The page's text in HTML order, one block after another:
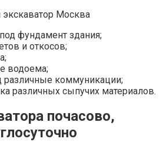
фундамент здания;
и откосов;
водоема;
различные коммуникации;
различных сыпучих материалов.
почасово,